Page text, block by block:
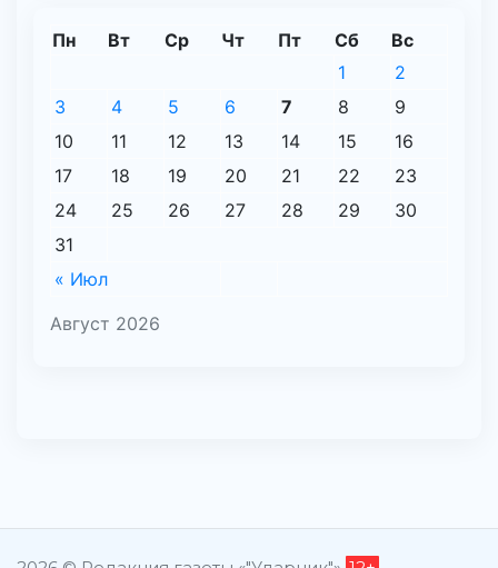
Август 2026
Пн Вт Ср Чт Пт Сб Вс
« Июл
1
2
3
4 5 6 7 8
9
10
11 12 13 14 15
16
17
18 19 20 21 22
23
24
25 26 27 28 29
30
31